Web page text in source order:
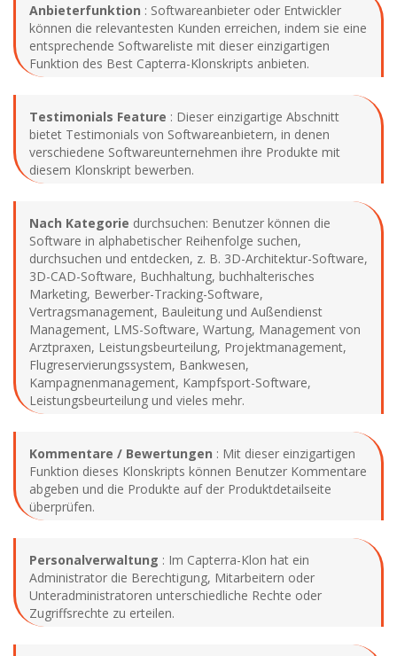
Anbieterfunktion : Softwareanbieter oder Entwickler
können die relevantesten Kunden erreichen, indem sie eine
entsprechende Softwareliste mit dieser einzigartigen
Funktion des Best Capterra-Klonskripts anbieten.
Testimonials Feature : Dieser einzigartige Abschnitt
bietet Testimonials von Softwareanbietern, in denen
verschiedene Softwareunternehmen ihre Produkte mit
diesem Klonskript bewerben.
Nach Kategorie durchsuchen: Benutzer können die
Software in alphabetischer Reihenfolge suchen,
durchsuchen und entdecken, z. B. 3D-Architektur-Software,
3D-CAD-Software, Buchhaltung, buchhalterisches
Marketing, Bewerber-Tracking-Software,
Vertragsmanagement, Bauleitung und Außendienst
Management, LMS-Software, Wartung, Management von
Arztpraxen, Leistungsbeurteilung, Projektmanagement,
Flugreservierungssystem, Bankwesen,
Kampagnenmanagement, Kampfsport-Software,
Leistungsbeurteilung und vieles mehr.
Kommentare / Bewertungen : Mit dieser einzigartigen
Funktion dieses Klonskripts können Benutzer Kommentare
abgeben und die Produkte auf der Produktdetailseite
überprüfen.
Personalverwaltung : Im Capterra-Klon hat ein
Administrator die Berechtigung, Mitarbeitern oder
Unteradministratoren unterschiedliche Rechte oder
Zugriffsrechte zu erteilen.